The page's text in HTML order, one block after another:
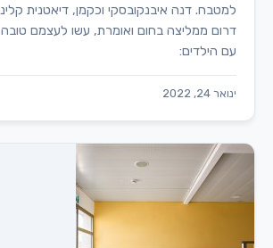
למטבח. דנה איבנקובסקי וכקמן, דיאטנית
דרום ממליצה בחום ואומרת, עשו לעצמם
עם הילדים:
ינואר 24, 2022